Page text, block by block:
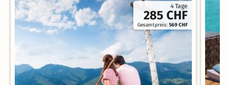
4 Tage
285 CHF
Gesamtpreis:569 CHF